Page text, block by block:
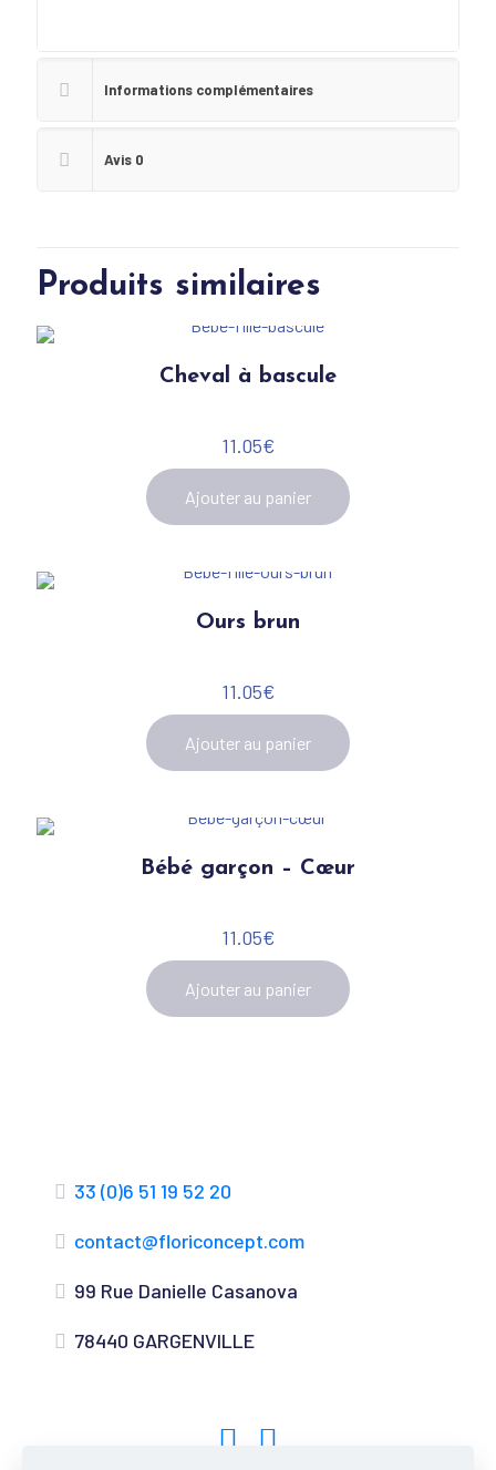
Informations complémentaires
Avis 0
Produits similaires
Cheval à bascule
11.05€
Ajouter au panier
Ours brun
11.05€
Ajouter au panier
Bébé garçon – Cœur
11.05€
Ajouter au panier
33 (0)6 51 19 52 20
contact@floriconcept.com
99 Rue Danielle Casanova
78440 GARGENVILLE